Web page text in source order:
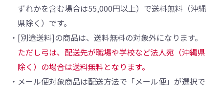
ずれかを含む場合は55,000円以上）で送料無料（沖縄
県除く）です。
・[別途送料]の商品は、送料無料の対象外になります。
ただし弓は、配送先が職場や学校など法人宛（沖縄県
除く）の場合は送料無料となります。
・メール便対象商品は配送方法で「メール便」が選択で